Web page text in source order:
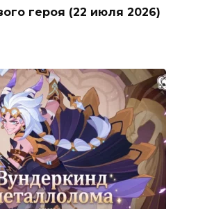
героя (22 июля 2026)